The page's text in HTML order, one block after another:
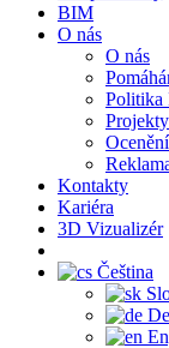
BIM
O nás
O nás
Politika
Kontakty
Kariéra
3D Vizualizér
Čeština